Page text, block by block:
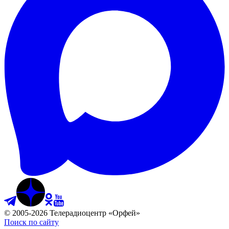
© 2005-2026 Телерадиоцентр «Орфей»
Поиск по сайту